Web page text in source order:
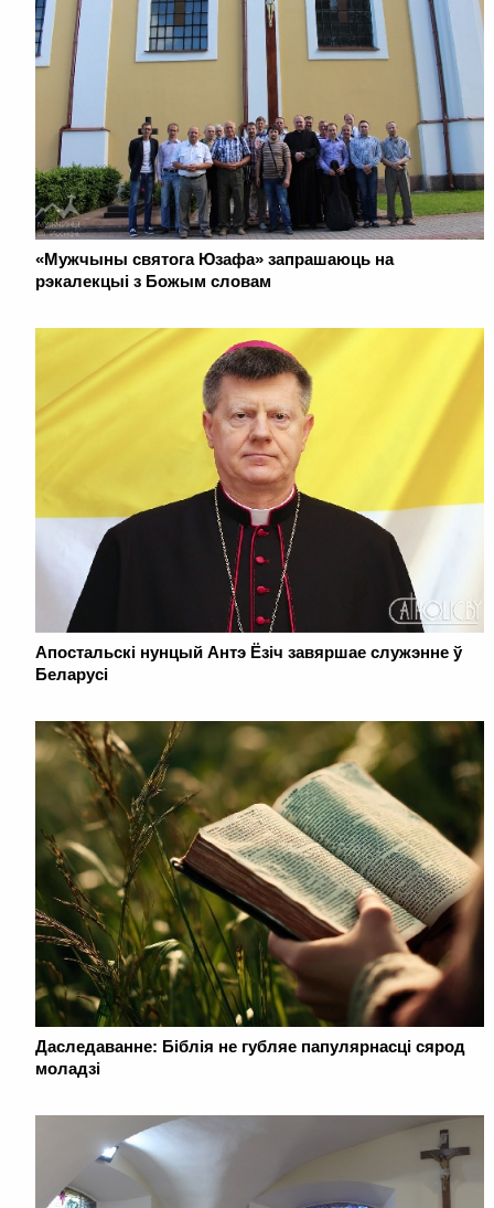
«Мужчыны святога Юзафа» запрашаюць на
рэкалекцыі з Божым словам
Апостальскі нунцый Антэ Ёзіч завяршае служэнне ў
Беларусі
Даследаванне: Біблія не губляе папулярнасці сярод
моладзі